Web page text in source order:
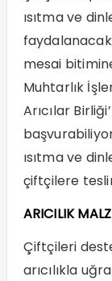
ısıtma ve
mesai
Muhtarlık
Arıcılar
ısıtma ve
çiftçilere
ARICILIK
Çiftçileri
arıcılıkla